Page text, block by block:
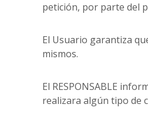
petición, por parte del
El Usuario garantiza
mismos.
El RESPONSABLE
realizara algún tipo de